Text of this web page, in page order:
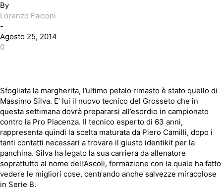
By
Lorenzo Falconi
-
Agosto 25, 2014
0
Sfogliata la margherita, l’ultimo petalo rimasto è stato quello di
Massimo Silva. E’ lui il nuovo tecnico del Grosseto che in
questa settimana dovrà prepararsi all’esordio in campionato
contro la Pro Piacenza. Il tecnico esperto di 63 anni,
rappresenta quindi la scelta maturata da Piero Camilli, dopo i
tanti contatti necessari a trovare il giusto identikit per la
panchina. Silva ha legato la sua carriera da allenatore
soprattutto al nome dell’Ascoli, formazione con la quale ha fatto
vedere le migliori cose, centrando anche salvezze miracolose
in Serie B.